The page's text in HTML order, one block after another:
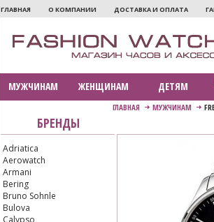
ГЛАВНАЯ О КОМПАНИИ ДОСТАВКА И ОПЛАТА
МУЖЧИНАМ ЖЕНЩИНАМ ДЕТЯМ
ГЛАВНАЯ МУЖЧИНАМ
БРЕНДЫ
Adriatica
Aerowatch
Armani
Bering
Bruno Sohnle
Bulova
Calypso